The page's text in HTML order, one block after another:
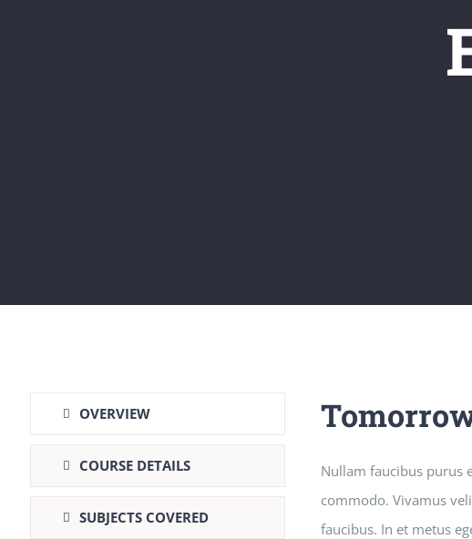
OVERVIEW
COURSE DETAILS
SUBJECTS COVERED
Nullam faucibus purus
commodo. Vivamus
faucibus. In et metus